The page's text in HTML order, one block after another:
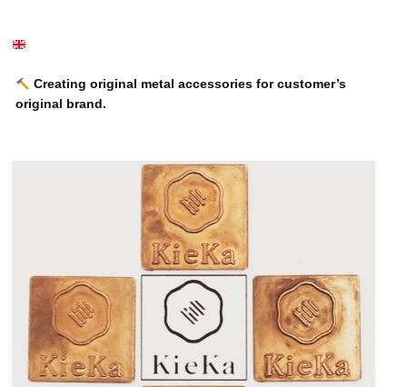
Creating original metal accessories for customer’s
original brand.